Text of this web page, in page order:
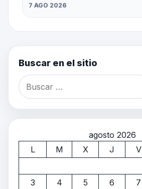
7 AGO 2026
Buscar en el sitio
agosto 2026
L
M X J V
3
4 5 6 7